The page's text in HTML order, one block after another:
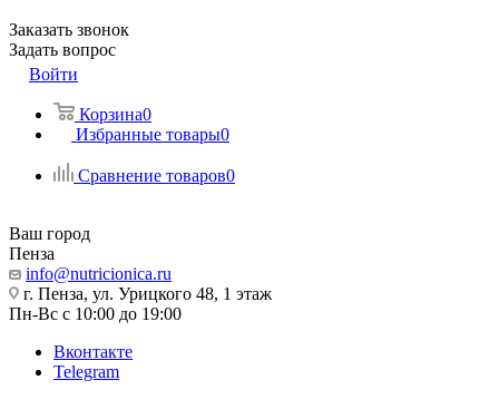
Заказать звонок
Задать вопрос
Войти
Корзина0
Избранные товары0
Сравнение товаров0
Ваш город
Пенза
info@nutricionica.ru
г. Пенза, ул. Урицкого 48, 1 этаж
Пн-Вс с 10:00 до 19:00
Вконтакте
Telegram